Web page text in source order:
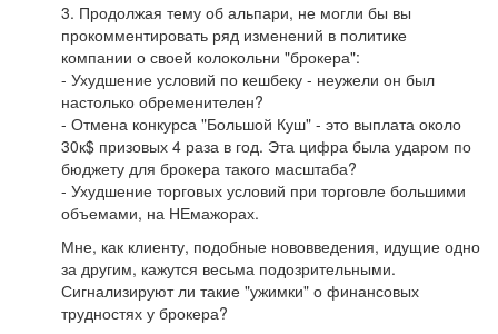
3. Продолжая тему об альпари, не могли бы вы
прокомментировать ряд изменений в политике
компании о своей колокольни "брокера":
- Ухудшение условий по кешбеку - неужели он был
настолько обременителен?
- Отмена конкурса "Большой Куш" - это выплата около
30к$ призовых 4 раза в год. Эта цифра была ударом по
бюджету для брокера такого масштаба?
- Ухудшение торговых условий при торговле большими
объемами, на НЕмажорах.
Мне, как клиенту, подобные нововведения, идущие одно
за другим, кажутся весьма подозрительными.
Сигнализируют ли такие "ужимки" о финансовых
трудностях у брокера?